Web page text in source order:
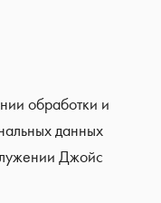
обработки и
данных
Джойс